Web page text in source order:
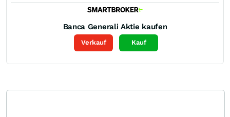
Banca Generali Aktie kaufen
Verkauf Kauf